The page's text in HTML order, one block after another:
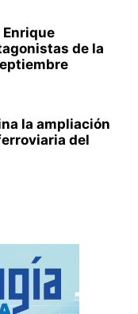
Enrique
de la
la ampliación
del